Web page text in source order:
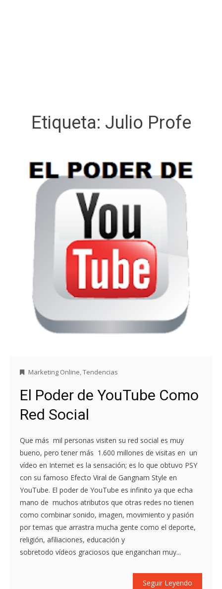
Etiqueta: Julio Profe
Marketing Online,Tendencias
El Poder de YouTube Como
Red Social
Que más mil personas visiten su red social es muy
bueno, pero tener más 1.600 millones de visitas en un
vídeo en Internet es la sensación; es lo que obtuvo PSY
con su famoso Efecto Viral de Gangnam Style en
YouTube. El poder de YouTube es infinito ya que echa
mano de muchos atributos que otras redes no tienen
como combinar sonido, imagen, movimiento y pasión
por temas que arrastra mucha gente como el deporte,
religión, afiliaciones, educación y
sobretodo vídeos graciosos que enganchan muy...
Seguir Leyendo